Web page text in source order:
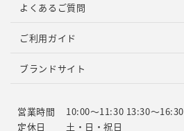
よくあるご質問
ご利用ガイド
ブランドサイト
営業時間
10:00～11:30 13:30～16:30
定休日
土・日・祝日